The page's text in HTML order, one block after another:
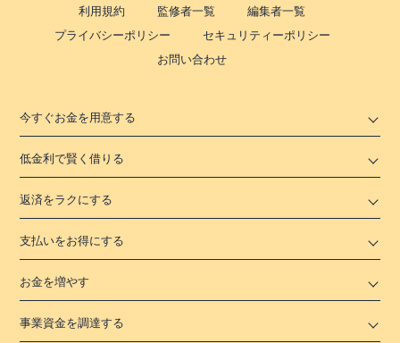
利用規約
監修者一覧
編集者一覧
プライバシーポリシー
セキュリティーポリシー
お問い合わせ
今すぐお金を用意する
低金利で賢く借りる
返済をラクにする
支払いをお得にする
お金を増やす
事業資金を調達する